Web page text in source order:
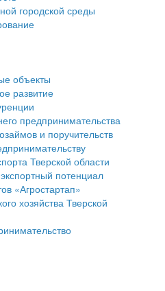
области
муниципального округа
регламентов
ранее учтенных
субъектов малого и
субъектов малого и
городской среды
объекты
развитие
предпринимательства
и поручительств
Тверской области
потенциал
«Агростартап»
хозяйства Тверской